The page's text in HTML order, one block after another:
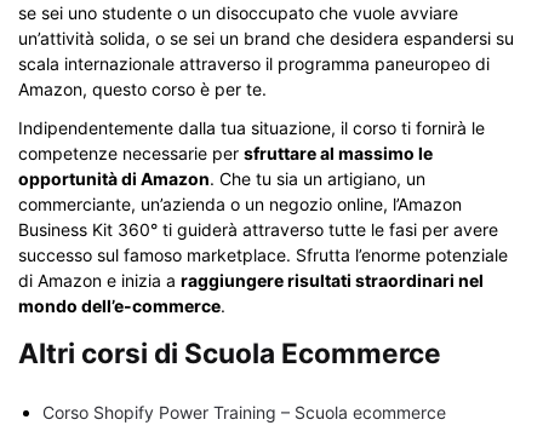
se sei uno studente o un disoccupato che vuole avviare
un’attività solida, o se sei un brand che desidera espandersi su
scala internazionale attraverso il programma paneuropeo di
Amazon, questo corso è per te.
Indipendentemente dalla tua situazione, il corso ti fornirà le
competenze necessarie per sfruttare al massimo le
opportunità di Amazon. Che tu sia un artigiano, un
commerciante, un’azienda o un negozio online, l’Amazon
Business Kit 360° ti guiderà attraverso tutte le fasi per avere
successo sul famoso marketplace. Sfrutta l’enorme potenziale
di Amazon e inizia a raggiungere risultati straordinari nel
mondo dell’e-commerce.
Altri corsi di Scuola Ecommerce
Corso Shopify Power Training – Scuola ecommerce